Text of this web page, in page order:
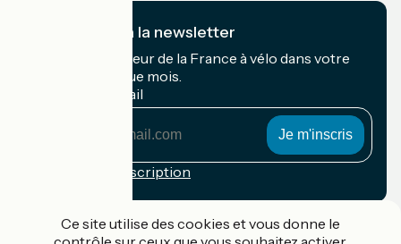
Je m'abonne à la newsletter
Recevez le meilleur de la France à vélo dans votre
boîte mail chaque mois.
Mon adresse mail
Conditions d'inscription
Ce site utilise des cookies et vous donne le